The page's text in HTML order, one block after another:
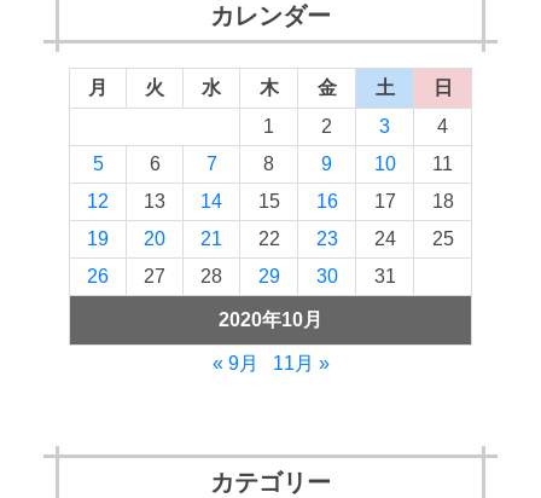
カレンダー
2020年10月
月 火 水 木 金 土
日
1
2 3
4
5
6 7 8 9 10
11
12
13 14 15 16 17
18
19
20 21 22 23 24
25
26
27 28 29 30 31
« 9月 11月 »
カテゴリー